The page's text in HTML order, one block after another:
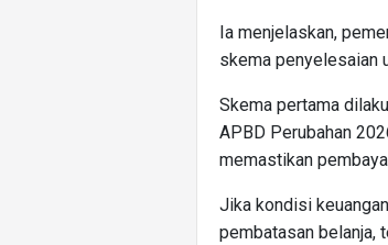
Ia menjelaskan,
skema penyelesaian
Skema pertama
APBD Perubahan
memastikan
Jika kondisi
pembatasan belanja,